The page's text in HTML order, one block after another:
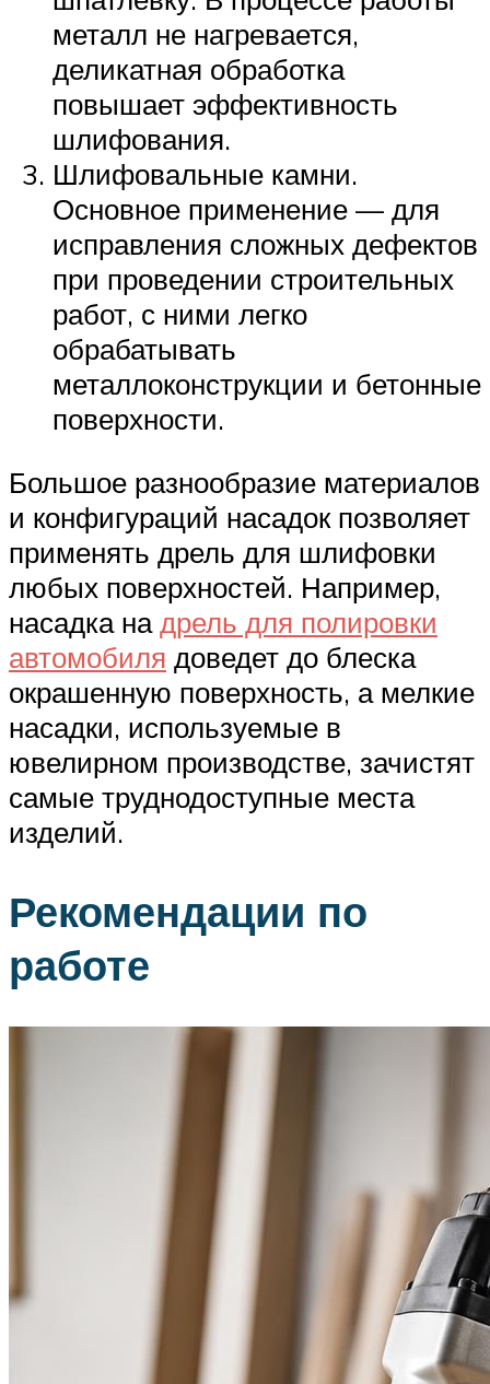
металл не нагревается,
деликатная обработка
повышает эффективность
шлифования.
Шлифовальные камни.
Основное применение — для
исправления сложных дефектов
при проведении строительных
работ, с ними легко
обрабатывать
металлоконструкции и бетонные
поверхности.
Большое разнообразие материалов
и конфигураций насадок позволяет
применять дрель для шлифовки
любых поверхностей. Например,
насадка надрель для полировки
автомобиля доведет до блеска
окрашенную поверхность, а мелкие
насадки, используемые в
ювелирном производстве, зачистят
самые труднодоступные места
изделий.
Рекомендации по
работе